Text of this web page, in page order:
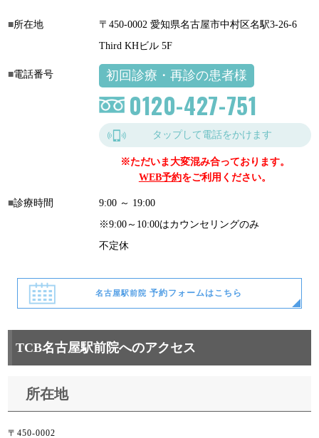
所在地
〒450-0002 愛知県名古屋市中村区名駅3-26-6
Third KHビル 5F
電話番号 初回診療・再診の患者様
0120-427-751
タップして電話をかけます
※ただいま大変混み合っております。
WEB予約をご利用ください。
診療時間
9:00 ～ 19:00
※9:00～10:00はカウンセリングのみ
不定休
名古屋駅前院 予約フォームはこちら
TCB名古屋駅前院へのアクセス
所在地
〒450-0002